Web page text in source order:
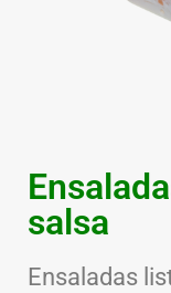
salsa
Ensaladas